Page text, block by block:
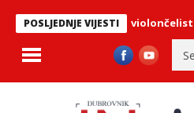
POSLJEDNJE VIJESTI
Meksički violončelist Jairo Ortiz u